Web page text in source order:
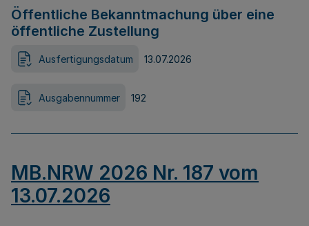
Öffentliche Bekanntmachung über eine
öffentliche Zustellung
Ausfertigungsdatum 13.07.2026
Ausgabennummer 192
MB.NRW 2026 Nr. 187 vom
13.07.2026